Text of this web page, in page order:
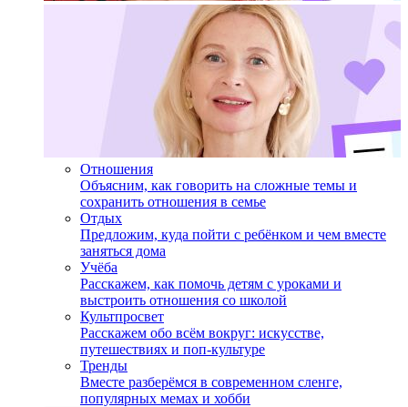
Отношения
Объясним, как говорить на сложные темы и
сохранить отношения в семье
Отдых
Предложим, куда пойти с ребёнком и чем вместе
заняться дома
Учёба
Расскажем, как помочь детям с уроками и
выстроить отношения со школой
Культпросвет
Расскажем обо всём вокруг: искусстве,
путешествиях и поп-культуре
Тренды
Вместе разберёмся в современном сленге,
популярных мемах и хобби